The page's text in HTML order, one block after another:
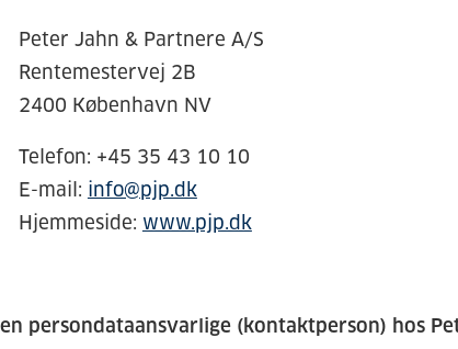
Peter Jahn & Partnere A/S
Rentemestervej 2B
2400 København NV
Telefon: +45 35 43 10 10
E-mail:
info@pjp.dk
Hjemmeside: www.pjp.dk
persondataansvarlige (kontaktperson) hos